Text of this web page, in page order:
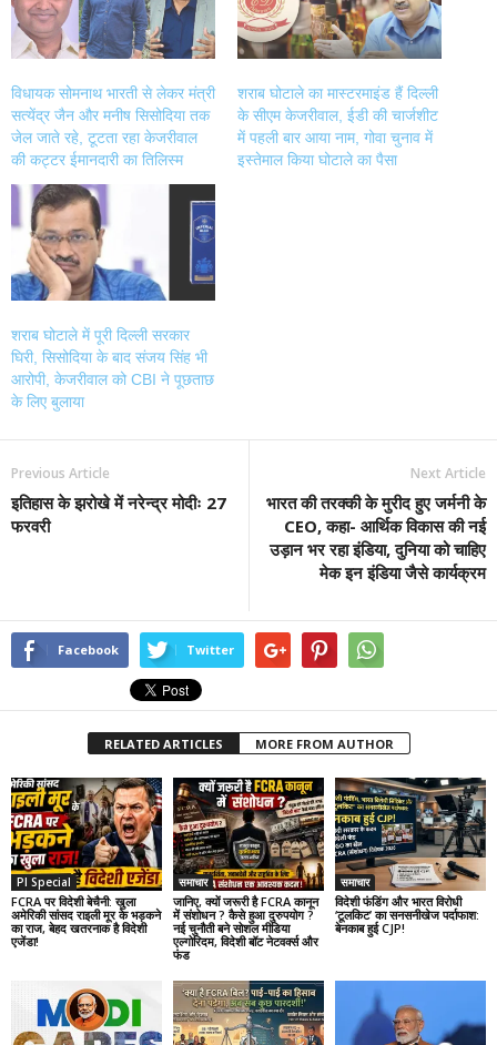
विधायक सोमनाथ भारती से लेकर मंत्री
सत्येंद्र जैन और मनीष सिसोदिया तक
जेल जाते रहे, टूटता रहा केजरीवाल
की कट्टर ईमानदारी का तिलिस्म
शराब घोटाले का मास्टरमाइंड हैं दिल्ली
के सीएम केजरीवाल, ईडी की चार्जशीट
में पहली बार आया नाम, गोवा चुनाव में
इस्तेमाल किया घोटाले का पैसा
शराब घोटाले में पूरी दिल्ली सरकार
घिरी, सिसोदिया के बाद संजय सिंह भी
आरोपी, केजरीवाल को CBI ने पूछताछ
के लिए बुलाया
Previous Article
इतिहास के झरोखे में नरेन्द्र मोदीः 27
फरवरी
Next Article
भारत की तरक्की के मुरीद हुए जर्मनी के
CEO, कहा- आर्थिक विकास की नई
उड़ान भर रहा इंडिया, दुनिया को चाहिए
मेक इन इंडिया जैसे कार्यक्रम
Facebook Twitter
RELATED ARTICLES MORE FROM AUTHOR
PI Special
FCRA पर विदेशी बेचैनी: खुला
अमेरिकी सांसद राइली मूर के भड़कने
का राज, बेहद खतरनाक है विदेशी
एजेंडा!
समाचार
जानिए, क्यों जरूरी है FCRA कानून
में संशोधन ? कैसे हुआ दुरुपयोग ?
नई चुनौती बने सोशल मीडिया
एल्गोरिदम, विदेशी बॉट नेटवर्क्स और
फंड
समाचार
विदेशी फंडिंग और भारत विरोधी
‘टूलकिट’ का सनसनीखेज पर्दाफाश:
बेनकाब हुई CJP!